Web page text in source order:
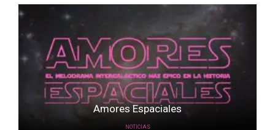
Amores Espaciales
NOTICIAS